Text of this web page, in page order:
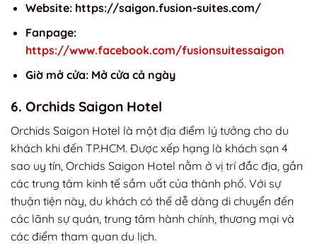
Website: https://saigon.fusion-suites.com/
Fanpage:
https://www.facebook.com/fusionsuitessaigon
Giờ mở cửa: Mở cửa cả ngày
6. Orchids Saigon Hotel
Orchids Saigon Hotel là một địa điểm lý tưởng cho du
khách khi đến TP.HCM. Được xếp hạng là khách sạn 4
sao uy tín, Orchids Saigon Hotel nằm ở vị trí đắc địa, gần
các trung tâm kinh tế sầm uất của thành phố. Với sự
thuận tiện này, du khách có thể dễ dàng di chuyển đến
các lãnh sự quán, trung tâm hành chính, thương mại và
các điểm tham quan du lịch.